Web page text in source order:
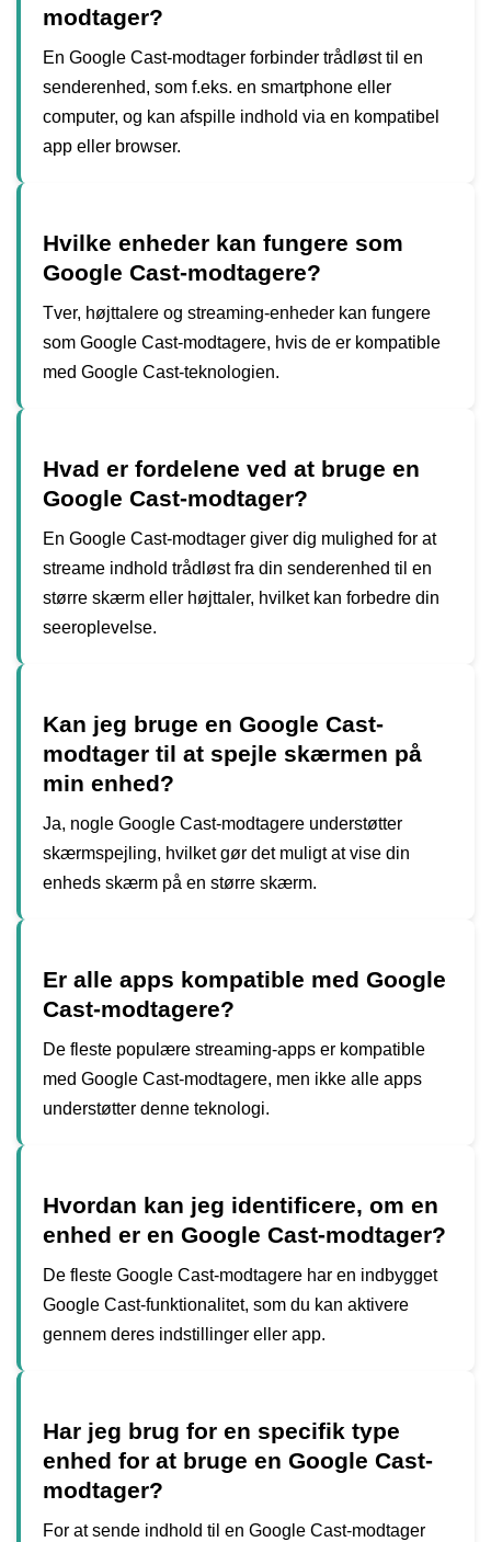
modtager?
En Google Cast-modtager forbinder trådløst til en
senderenhed, som f.eks. en smartphone eller
computer, og kan afspille indhold via en kompatibel
app eller browser.
Hvilke enheder kan fungere som
Google Cast-modtagere?
Tver, højttalere og streaming-enheder kan fungere
som Google Cast-modtagere, hvis de er kompatible
med Google Cast-teknologien.
Hvad er fordelene ved at bruge en
Google Cast-modtager?
En Google Cast-modtager giver dig mulighed for at
streame indhold trådløst fra din senderenhed til en
større skærm eller højttaler, hvilket kan forbedre din
seeroplevelse.
Kan jeg bruge en Google Cast-
modtager til at spejle skærmen på
min enhed?
Ja, nogle Google Cast-modtagere understøtter
skærm­spejling, hvilket gør det muligt at vise din
enheds skærm på en større skærm.
Er alle apps kompatible med Google
Cast-modtagere?
De fleste populære streaming-apps er kompatible
med Google Cast-modtagere, men ikke alle apps
understøtter denne teknologi.
Hvordan kan jeg identificere, om en
enhed er en Google Cast-modtager?
De fleste Google Cast-modtagere har en indbygget
Google Cast-funktionalitet, som du kan aktivere
gennem deres indstillinger eller app.
Har jeg brug for en specifik type
enhed for at bruge en Google Cast-
modtager?
For at sende indhold til en Google Cast-modtager